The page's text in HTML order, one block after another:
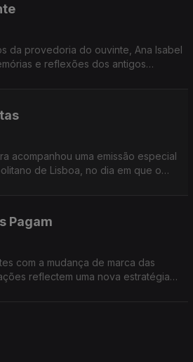
da provedoria do ouvinte, Ana Isabel
e reflexões dos antigos
acompanhou uma emissão especial
de Lisboa, no dia em que o
Pagam
com a mudança de marca das
reflectem uma nova estratégia